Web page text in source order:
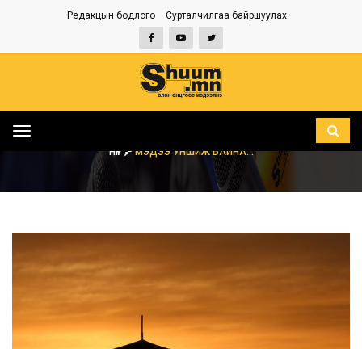
Редакцын бодлого Сурталчилгаа байршуулах
Toggle
НҮҮР МЭДЭЭ УНШИЖ БАЙНА...